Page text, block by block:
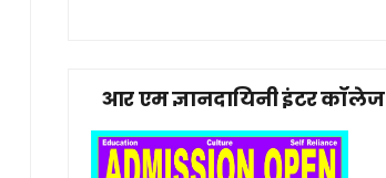
आर एम ज्ञानदायिनी इंटर कॉलेज